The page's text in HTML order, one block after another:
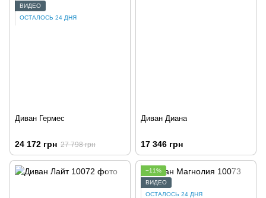
ВИДЕО
ОСТАЛОСЬ 24 ДНЯ
Диван Гермес
24 172 грн 27 798 грн
Диван Диана
17 346 грн
−11%
ВИДЕО
ОСТАЛОСЬ 24 ДНЯ